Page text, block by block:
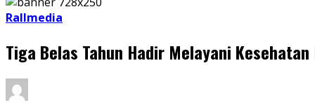
Rallmedia
Tiga Belas Tahun Hadir Melayani